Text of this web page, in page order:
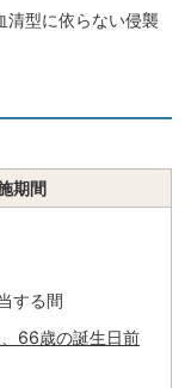
清型に依らない侵襲
期間
する間
66歳の誕生日前